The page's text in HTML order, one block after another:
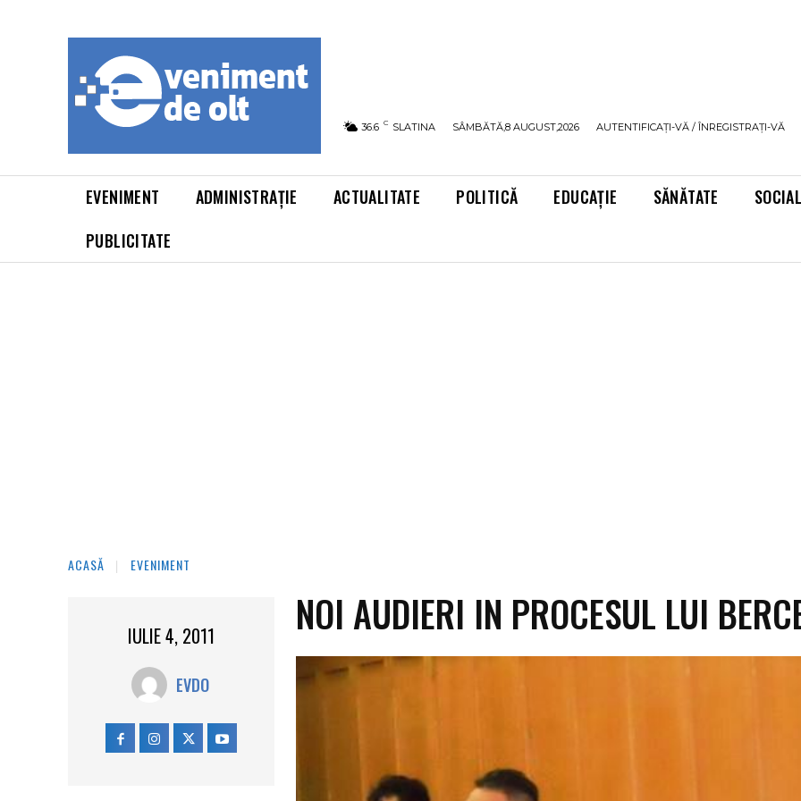
36.6 C SLATINA SÂMBĂTĂ,8 AUGUST,2026 AUTENTIFICAȚI-VĂ / ÎNREGISTRAȚI-VĂ
EVENIMENT ADMINISTRAȚIE ACTUALITATE POLITICĂ EDUCAȚIE SĂNĂTATE
PUBLICITATE
ACASĂ EVENIMENT
IULIE 4, 2011
EVDO
NOI AUDIERI IN PROCESUL LUI